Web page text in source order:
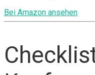
Bei Amazon ansehen